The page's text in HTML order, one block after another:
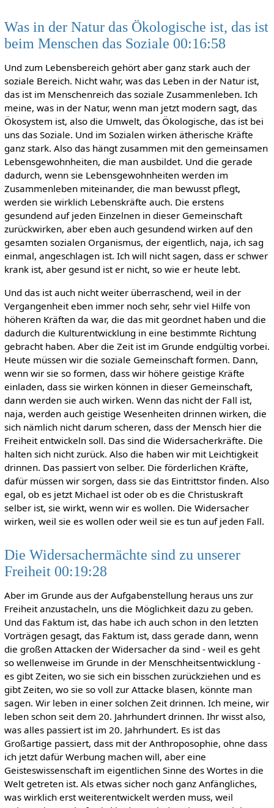
Was in der Natur das Ökologische ist, das ist
beim Menschen das Soziale 00:16:58
Und zum Lebensbereich gehört aber ganz stark auch der
soziale Bereich. Nicht wahr, was das Leben in der Natur ist,
das ist im Menschenreich das soziale Zusammenleben. Ich
meine, was in der Natur, wenn man jetzt modern sagt, das
Ökosystem ist, also die Umwelt, das Ökologische, das ist bei
uns das Soziale. Und im Sozialen wirken ätherische Kräfte
ganz stark. Also das hängt zusammen mit den gemeinsamen
Lebensgewohnheiten, die man ausbildet. Und die gerade
dadurch, wenn sie Lebensgewohnheiten werden im
Zusammenleben miteinander, die man bewusst pflegt,
werden sie wirklich Lebenskräfte auch. Die erstens
gesundend auf jeden Einzelnen in dieser Gemeinschaft
zurückwirken, aber eben auch gesundend wirken auf den
gesamten sozialen Organismus, der eigentlich, naja, ich sag
einmal, angeschlagen ist. Ich will nicht sagen, dass er schwer
krank ist, aber gesund ist er nicht, so wie er heute lebt.
Und das ist auch nicht weiter überraschend, weil in der
Vergangenheit eben immer noch sehr, sehr viel Hilfe von
höheren Kräften da war, die das mit geordnet haben und die
dadurch die Kulturentwicklung in eine bestimmte Richtung
gebracht haben. Aber die Zeit ist im Grunde endgültig vorbei.
Heute müssen wir die soziale Gemeinschaft formen. Dann,
wenn wir sie so formen, dass wir höhere geistige Kräfte
einladen, dass sie wirken können in dieser Gemeinschaft,
dann werden sie auch wirken. Wenn das nicht der Fall ist,
naja, werden auch geistige Wesenheiten drinnen wirken, die
sich nämlich nicht darum scheren, dass der Mensch hier die
Freiheit entwickeln soll. Das sind die Widersacherkräfte. Die
halten sich nicht zurück. Also die haben wir mit Leichtigkeit
drinnen. Das passiert von selber. Die förderlichen Kräfte,
dafür müssen wir sorgen, dass sie das Eintrittstor finden. Also
egal, ob es jetzt Michael ist oder ob es die Christuskraft
selber ist, sie wirkt, wenn wir es wollen. Die Widersacher
wirken, weil sie es wollen oder weil sie es tun auf jeden Fall.
Die Widersachermächte sind zu unserer
Freiheit 00:19:28
Aber im Grunde aus der Aufgabenstellung heraus uns zur
Freiheit anzustacheln, uns die Möglichkeit dazu zu geben.
Und das Faktum ist, das habe ich auch schon in den letzten
Vorträgen gesagt, das Faktum ist, dass gerade dann, wenn
die großen Attacken der Widersacher da sind - weil es geht
so wellenweise im Grunde in der Menschheitsentwicklung -
es gibt Zeiten, wo sie sich ein bisschen zurückziehen und es
gibt Zeiten, wo sie so voll zur Attacke blasen, könnte man
sagen. Wir leben in einer solchen Zeit drinnen. Ich meine, wir
leben schon seit dem 20. Jahrhundert drinnen. Ihr wisst also,
was alles passiert ist im 20. Jahrhundert. Es ist das
Großartige passiert, dass mit der Anthroposophie, ohne dass
ich jetzt dafür Werbung machen will, aber eine
Geisteswissenschaft im eigentlichen Sinne des Wortes in die
Welt getreten ist. Als etwas sicher noch ganz Anfängliches,
was wirklich erst weiterentwickelt werden muss, weil